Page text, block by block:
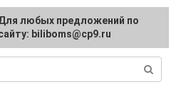
и школьников
любых предложений по
biliboms@cp9.ru